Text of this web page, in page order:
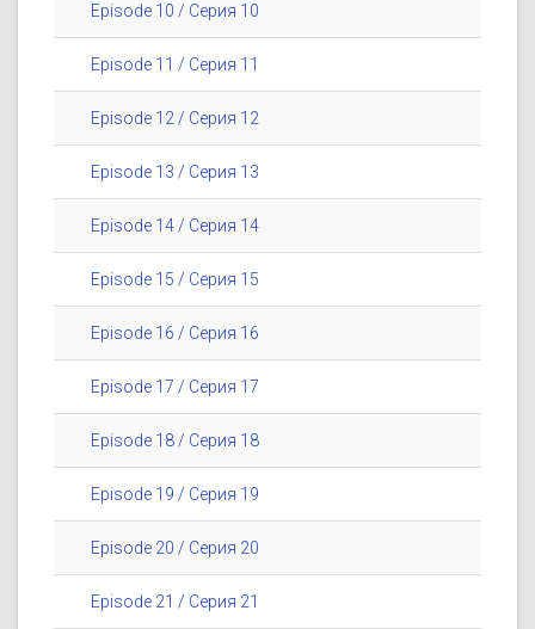
Episode 10 / Серия 10
Episode 11 / Серия 11
Episode 12 / Серия 12
Episode 13 / Серия 13
Episode 14 / Серия 14
Episode 15 / Серия 15
Episode 16 / Серия 16
Episode 17 / Серия 17
Episode 18 / Серия 18
Episode 19 / Серия 19
Episode 20 / Серия 20
Episode 21 / Серия 21